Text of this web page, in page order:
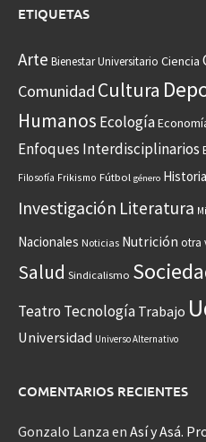
ETIQUETAS
Arte Bienestar Universitario Ciencia
Comunidad Cultura
Humanos Ecología
Enfoques Interdisciplinarios
Filosofía Frikismo Fútbol género Historia
Investigación Literatura
Nacionales Noticias Nutrición otra
Salud Sindicalismo
Teatro Tecnología Trabajo
Universidad Universo Alternativo
COMENTARIOS RECIENTES
Gonzalo Lanza en Así y Asá.